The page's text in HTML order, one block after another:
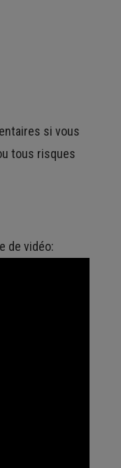
si vous
tous risques
de vidéo: